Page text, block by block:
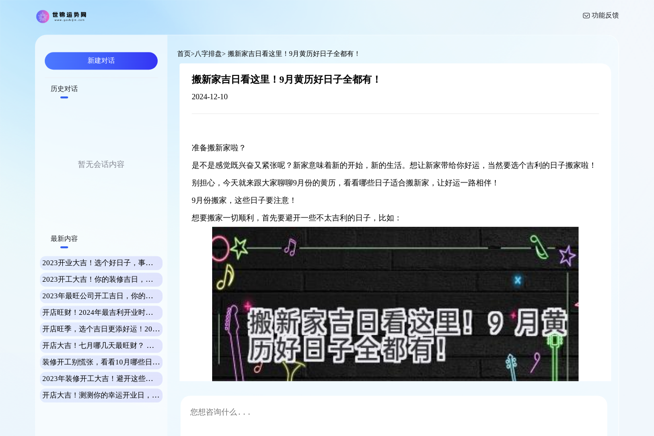
功能反馈
新建对话
历史对话
暂无会话内容
最新内容
2023开业大吉！选个好日子，事业更旺！
2023开工大吉！你的装修吉日，就在这里！
2023年最旺公司开工吉日，你的事业腾飞指日可待！
开店旺财！2024年最吉利开业时间，助你财源滚滚！
开店旺季，选个吉日更添好运！2023年元月开业黄道吉日速查
开店大吉！七月哪几天最旺财？ 揭秘开业好日子
装修开工别慌张，看看10月哪些日子最旺你
2023年装修开工大吉！避开这些日子，你家才更旺！
开店大吉！测测你的幸运开业日，好运翻倍！
首页>八字排盘> 搬新家吉日看这里！9月黄历好日子全都有！
搬新家吉日看这里！9月黄历好日子全都有！
2024-12-10
准备搬新家啦？
是不是感觉既兴奋又紧张呢？新家意味着新的开始，新的生活。想让新家带给你好运，当然要选个吉利的日子搬家啦！
别担心，今天就来跟大家聊聊9月份的黄历，看看哪些日子适合搬新家，让好运一路相伴！
9月份搬家，这些日子要注意！
想要搬家一切顺利，首先要避开一些不太吉利的日子，比如：